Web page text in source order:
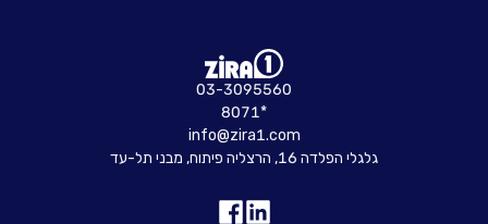
03-3095560
8071*
info@zira1.com
גלגלי הפלדה 16, הרצליה פיתוח, מבני תל-עד